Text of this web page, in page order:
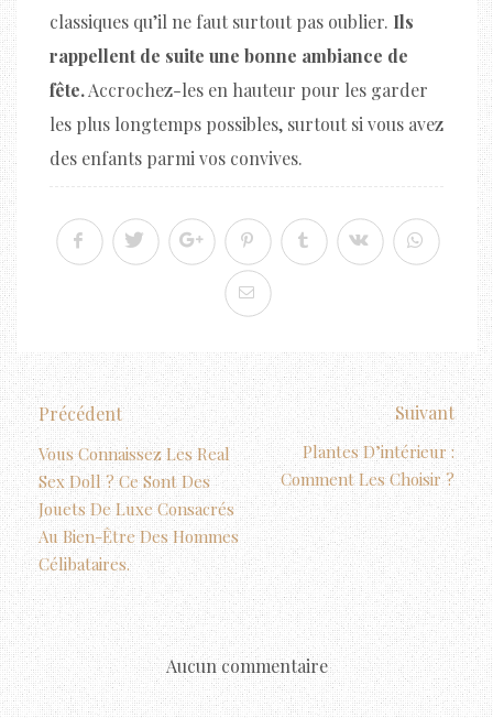
classiques qu’il ne faut surtout pas oublier. Ils
rappellent de suite une bonne ambiance de
fête.Accrochez-les en hauteur pour les garder
les plus longtemps possibles, surtout si vous avez
des enfants parmi vos convives.
Précédent
Vous Connaissez Les Real
Sex Doll ? Ce Sont Des
Jouets De Luxe Consacrés
Au Bien-Être Des Hommes
Célibataires.
Suivant
Plantes D’intérieur :
Comment Les Choisir ?
Aucun commentaire